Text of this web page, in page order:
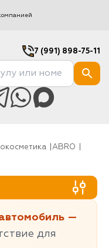
7 (991) 898-75-11
ABRO
—
для